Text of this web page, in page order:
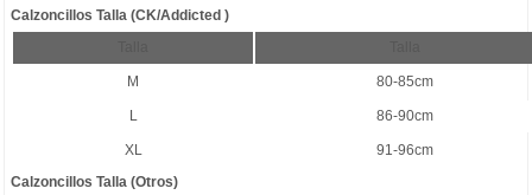
Calzoncillos Talla (CK/Addicted )
M 80-85cm
L 86-90cm
XL
91-96cm
Calzoncillos Talla (Otros)